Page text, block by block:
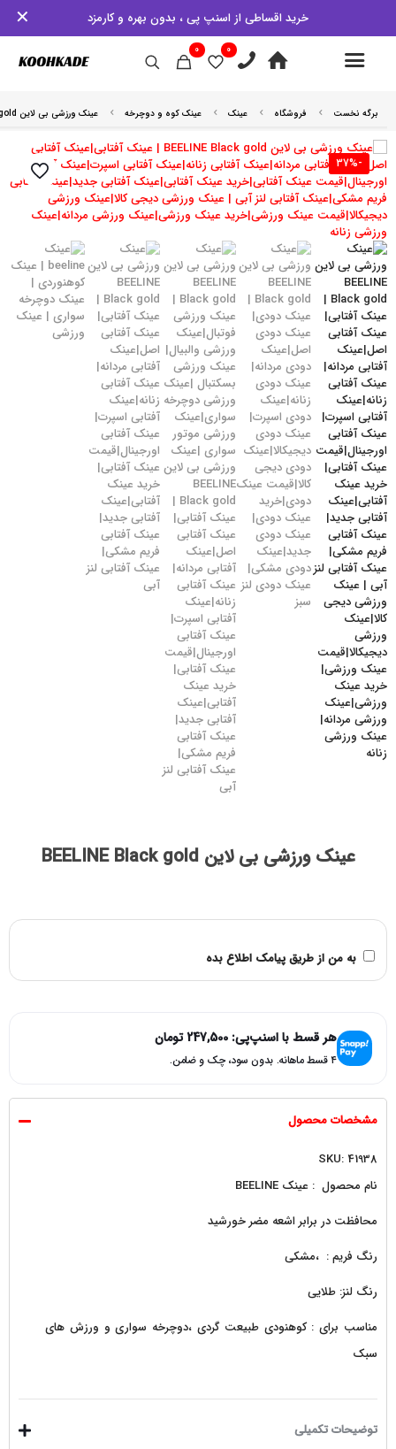
خرید اقساطی از اسنپ پی ، بدون بهره و کارمزد ✕
0
0
برگه نخست فروشگاه عینک عینک کوه و دوچرخه عینک ورزشی بی لاین BEELINE Black gold
عینک ورزشی بی لاین BEELINE Black gold
به من از طریق پیامک اطلاع بده
هر قسط با اسنپ‌پی: 247,500تومان
۴ قسط ماهانه. بدون سود، چک و ضامن.
-37%
مشخصات محصول
SKU: 41938
نام محصول : عینک BEELINE
محافظت در برابر اشعه مضر خورشید
رنگ فریم : ،مشکی
رنگ لنز: طلایی
مناسب برای : کوهنودی طبیعت گردی ،دوچرخه سواری و ورزش های
سبک
توضیحات تکمیلی